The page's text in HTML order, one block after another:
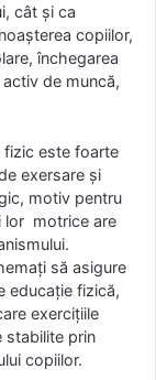
cât şi ca
copiilor,
închegarea
de muncă,
fizic este foarte
exersare şi
motiv pentru
lor motrice are
să asigure
educaţie fizică,
exerciţiile
stabilite prin
copiilor.